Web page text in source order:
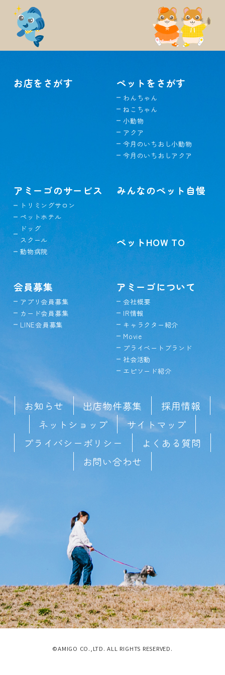
お店をさがす ペットをさがす
わんちゃん
ねこちゃん
小動物
アクア
今月のいちおし小動物
今月のいちおしアクア
アミーゴのサービス
トリミングサロン
ペットホテル
ドッグ
スクール
動物病院
みんなのペット自慢
ペットHOW TO
会員募集
アプリ会員募集
カード会員募集
LINE会員募集
アミーゴについて
会社概要
IR情報
キャラクター紹介
Movie
プライベートブランド
社会活動
エピソード紹介
お知らせ 出店物件募集
採用情報
ネットショップ
サイトマップ
プライバシーポリシー
よくある質問
お問い合わせ
©AMIGO CO.,LTD. ALL RIGHTS RESERVED.